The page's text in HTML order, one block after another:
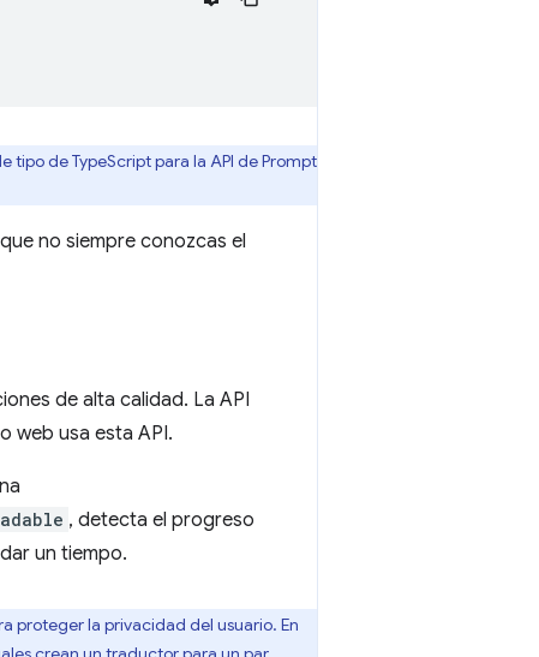
tipo de TypeScript para la API de Prompt
no siempre conozcas el
de alta calidad. La API
web usa esta API.
, detecta el progreso
un tiempo.
proteger la privacidad del usuario. En